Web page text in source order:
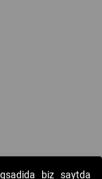
biz saytda